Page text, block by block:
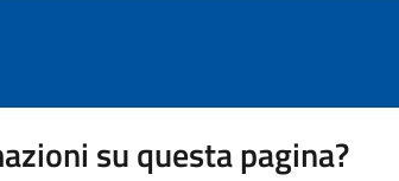
su questa pagina?